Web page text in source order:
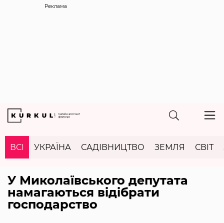
Реклама
ВСІ УКРАЇНА САДІВНИЦТВО ЗЕМЛЯ СВІТ
У Миколаївського депутата
намагаються відібрати
господарство